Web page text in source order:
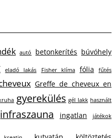
autó betonkerítés búvóhely
eladó lakás Fisher klíma fólia fűtés
Greffe de cheveux en
gyerekülés gél lakk használt
infraszauna ingatlan játékok